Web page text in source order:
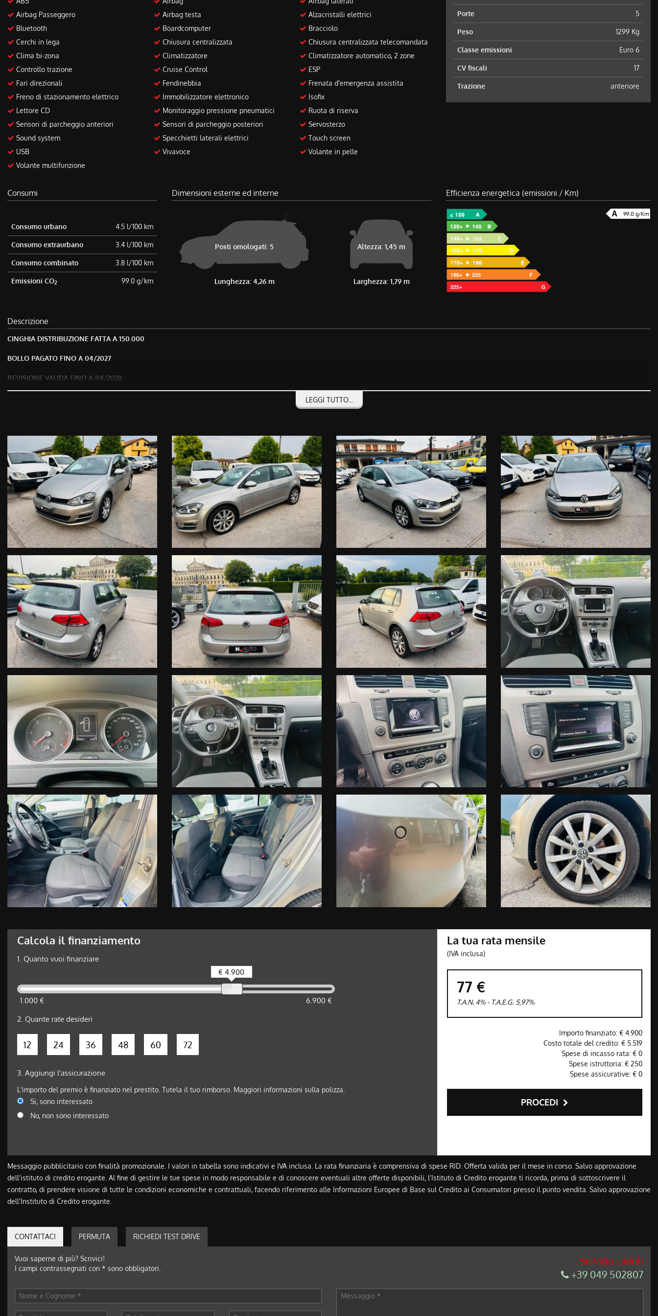
Airbag Passeggero
Bluetooth
Cerchi in lega
Clima bi-zona
Controllo trazione
Fari direzionali
Freno di stazionamento elettrico
Lettore CD
Sensori di parcheggio anteriori
Sound system
USB
Volante multifunzione
Airbag testa
Boardcomputer
Chiusura centralizzata
Climatizzatore
Cruise Control
Fendinebbia
Immobilizzatore elettronico
Monitoraggio pressione pneumatici
Sensori di parcheggio posteriori
Specchietti laterali elettrici
Vivavoce
Alzacristalli elettrici
Bracciolo
Chiusura centralizzata telecomandata
Climatizzatore automatico, 2 zone
ESP
Frenata d'emergenza assistita
Isofix
Ruota di riserva
Servosterzo
Touch screen
Volante in pelle
Porte 5
Peso 1299 Kg
Classe emissioni Euro 6
CV fiscali 17
Trazione anteriore
Consumi
Consumo urbano 4.5 l/100 km
Consumo extraurbano 3.4 l/100 km
Consumo combinato 3.8 l/100 km
Emissioni CO2 99.0 g/km
Dimensioni esterne ed interne
Posti omologati: 5
Lunghezza: 4,26 m
Altezza: 1,45 m
Larghezza: 1,79 m
Efficienza energetica (emissioni / Km)
99.0 g/Km
Descrizione
CINGHIA DISTRIBUZIONE FATTA A 150.000
BOLLO PAGATO FINO A 04/2027
REVISIONE VALIDA FINO A 04/2028
DISPONIBILE PER QUALSIASI PROVA.
A RICHIESTA POSSIAMO FORNIRE UN BOOK PIU' COMPLETO DI FOTO
FORNIAMO QUALSIASI DELUCIDAZIONE E CHIARIMENTI.
SIAMO A DISPOSIZIONE PER TUTTO CIO' CHE PUO' RENDERE IL VOSTRO ACQUISTO PIU' SERENO.
N.B. Gli annunci potrebbero presentare errori e/o omissioni pertanto se interessati alla vettura contattare in sede per ulteriori informazioni, chiarimenti e/o precisazioni.
VALUTIAMO PARZIALE PERMUTA
INVIATECI DETTAGLI E FOTO DELLA VOSTRA VETTURA CHE VI ANTICIPIAMO LA QUOTAZIONE
ACQUISTIAMO AUTOVETTURE USATE DI TUTTE LE MARCHE , CON ANZIANITA' NON SUPERIORE AI QUATTORDICI ANNI;
PAGAMENTO IMMEDIATO!
PER ULTERIORI INFORMAZIONI VI PREGHIAMO DI CONTATTARE IL SIG.
MICHELE NICOLE',
Cell. 333/6932929
OPPURE MANDATECI UNA E-MAIL ALL'INDIRIZZO info@ npuntoauto.it,
PIU 'INFORMAZIONI CI INVIERETE E PIU' RAPIDA E PRECISA SARA' LA NOSTRA VALUTAZIONE!
PER ESSERE AGGIORNATI SU TUTTI I NOSTRI NUOVI ARRIVI SEGUITECI ANCHE SULLA NOSTRA PAGINA FACEBOOK : N.AUTO https://www.facebook.com/npuntoauto
LEGGI TUTTO...
Calcola il finanziamento
1. Quanto vuoi finanziare
1.000 € 6.900 €
€ 4.900
2. Quante rate desideri
12 24 36 48 60 72
3. Aggiungi l'assicurazione
L'importo del premio è finanziato nel prestito. Tutela il tuo rimborso. Maggiori informazioni sulla polizza.
Si, sono interessato
No, non sono interessato
La tua rata mensile
(IVA inclusa)
77 €
T.A.N. 4% - T.A.E.G. 5,97%
Importo finanziato: € 4.900
Costo totale del credito: € 5.519
Spese di incasso rata: € 0
Spese istruttoria: € 250
Spese assicurative: € 0
PROCEDI
Messaggio pubblicitario con finalità promozionale. I valori in tabella sono indicativi e IVA inclusa. La rata finanziaria è comprensiva di spese RID. Offerta valida per il mese in corso. Salvo approvazione
dell'istituto di credito erogante. Al fine di gestire le tue spese in modo responsabile e di conoscere eventuali altre offerte disponibili, l'Istituto di Credito erogante ti ricorda, prima di sottoscrivere il
contratto, di prendere visione di tutte le condizioni economiche e contrattuali, facendo riferimento alle Informazioni Europee di Base sul Credito ai Consumatori presso il punto vendita. Salvo approvazione
dell'Instituto di Credito erogante.
CONTATTACI PERMUTA RICHIEDI TEST DRIVE
Vuoi saperne di più? Scrivici!
I campi contrassegnati con * sono obbligatori.
Servizio clienti
+39 049 502807
strumenti
di
tracciamento
rimanda
alla
policy.
Puoi
rivedere
modificare
le
scelte
in
Cookie necessari
Cookie per il miglioramento dell'esperienza utente